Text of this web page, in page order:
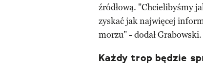
źródłową. "Chcielibyśmy
zyskać jak najwięcej
morzu" - dodał Grabowski.
Każdy trop będzie